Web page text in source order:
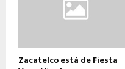
Zacatelco está de Fiesta